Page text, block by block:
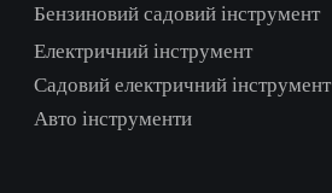
Бензиновий садовий інструмент
Електричний інструмент
Садовий електричний інструмент
Авто інструменти